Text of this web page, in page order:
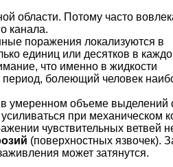
области. Потому часто
канала.
поражения локализуются в
единиц или десятков в
что именно в жидкости
период, болеющий человек
объеме выделений
при механическом
чувствительных
(поверхностных язвочек).
может затянутся.